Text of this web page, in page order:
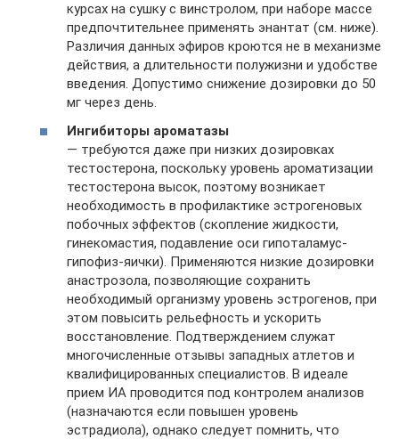
курсах на сушку с винстролом, при наборе массе
предпочтительнее применять энантат (см. ниже).
Различия данных эфиров кроются не в механизме
действия, а длительности полужизни и удобстве
введения. Допустимо снижение дозировки до 50
мг через день.
Ингибиторы ароматазы
— требуются даже при низких дозировках
тестостерона, поскольку уровень ароматизации
тестостерона высок, поэтому возникает
необходимость в профилактике эстрогеновых
побочных эффектов (скопление жидкости,
гинекомастия, подавление оси гипоталамус-
гипофиз-яички). Применяются низкие дозировки
анастрозола, позволяющие сохранить
необходимый организму уровень эстрогенов, при
этом повысить рельефность и ускорить
восстановление. Подтверждением служат
многочисленные отзывы западных атлетов и
квалифицированных специалистов. В идеале
прием ИА проводится под контролем анализов
(назначаются если повышен уровень
эстрадиола), однако следует помнить, что